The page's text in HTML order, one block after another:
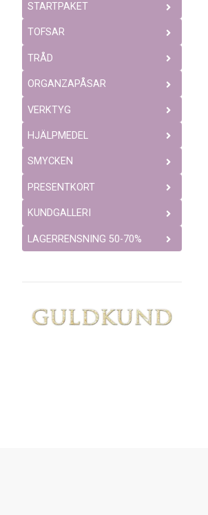
STARTPAKET
TOFSAR
TRÅD
ORGANZAPÅSAR
VERKTYG
HJÄLPMEDEL
SMYCKEN
PRESENTKORT
KUNDGALLERI
LAGERRENSNING 50-70%